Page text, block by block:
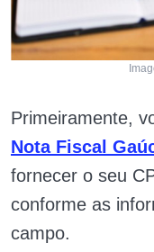
Primeiramente,
Nota Fiscal
fornecer o seu
conforme as
campo.